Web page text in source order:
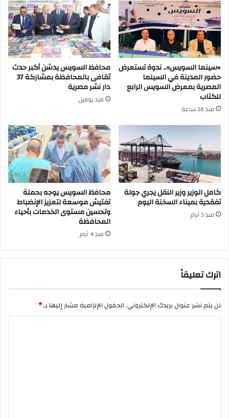
«سينما السويس».. ندوة تستعرض
حضور المدينة في السينما
المصرية بمعرض السويس الرابع
للكتاب
منذ 16 ساعة
محافظ السويس يدشن أكبر حدث
ثقافى بالمحافظة بمشاركة 37
دار نشر مصرية
منذ يومين
كامل الوزير وزير النقل يجري جولة
تفقدية بميناء السخنة اليوم
منذ 3 أيام
محافظ السويس يوجه بحملة
تفتيش موسعة لتعزيز الإنضباط
وتحسين مستوى الخدمات بأحياء
المحافظة
منذ 4 أيام
اترك تعليقاً
لن يتم نشر عنوان بريدك الإلكتروني.الحقول الإلزامية مشار إليها بـ*